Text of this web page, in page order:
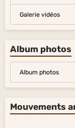
Galerie vidéos
Album photos
Album photos
Mouvements